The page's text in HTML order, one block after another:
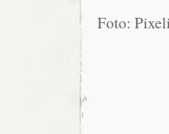
Foto: